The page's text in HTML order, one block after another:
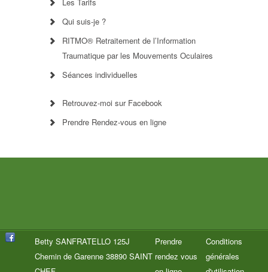
Les Tarifs
Qui suis-je ?
RITMO® Retraitement de l’Information
Traumatique par les Mouvements Oculaires
Séances individuelles
Retrouvez-moi sur Facebook
Prendre Rendez-vous en ligne
Betty SANFRATELLO 125J
Chemin de Garenne 38890 SAINT
Prendre
rendez vous
Conditions
générales